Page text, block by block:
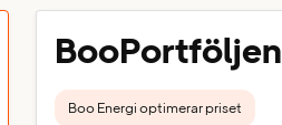
BooPortföljen
Boo Energi optimerar priset